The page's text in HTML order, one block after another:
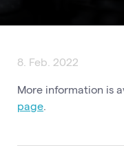
8. Feb. 2022
More information is
page.